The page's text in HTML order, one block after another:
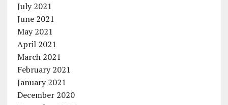
July 2021
June 2021
May 2021
April 2021
March 2021
February 2021
January 2021
December 2020